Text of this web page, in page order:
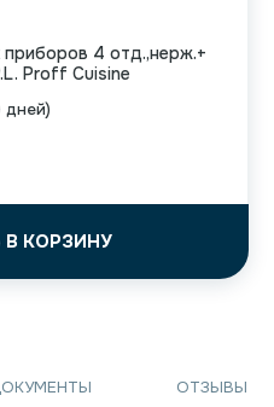
дней)
4 отд.,нерж.+
Proff Cuisine
КОРЗИНУ
ОТЗЫВЫ